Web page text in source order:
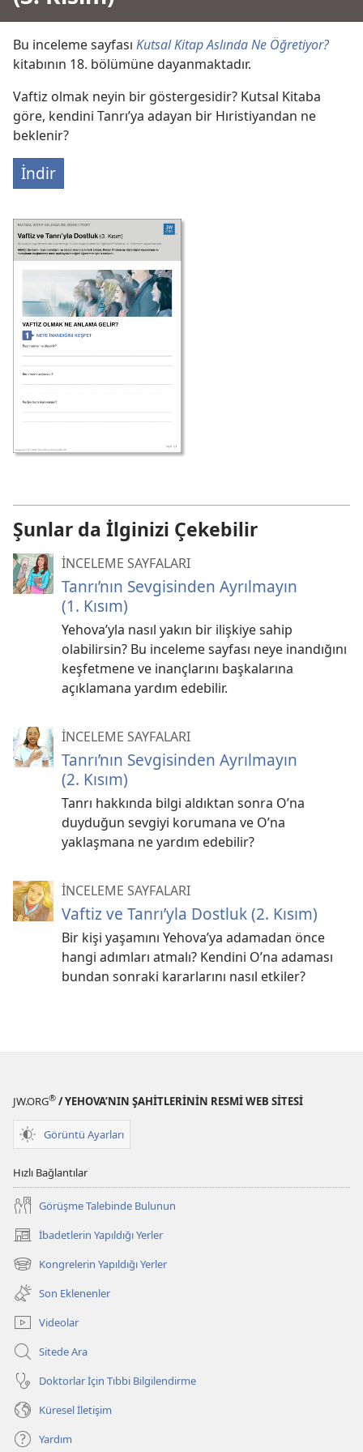
Bu inceleme sayfası Kutsal Kitap Aslında Ne Öğretiyor?
kitabının 18. bölümüne dayanmaktadır.
Vaftiz olmak neyin bir göstergesidir? Kutsal Kitaba
göre, kendini Tanrı’ya adayan bir Hıristiyandan ne
beklenir?
İndir
Şunlar da İlginizi Çekebilir
İNCELEME SAYFALARI
Tanrı’nın Sevgisinden Ayrılmayın
(1. Kısım)
Yehova’yla nasıl yakın bir ilişkiye sahip
olabilirsin? Bu inceleme sayfası neye inandığını
keşfetmene ve inançlarını başkalarına
açıklamana yardım edebilir.
İNCELEME SAYFALARI
Tanrı’nın Sevgisinden Ayrılmayın
(2. Kısım)
Tanrı hakkında bilgi aldıktan sonra O’na
duyduğun sevgiyi korumana ve O’na
yaklaşmana ne yardım edebilir?
İNCELEME SAYFALARI
Vaftiz ve Tanrı’yla Dostluk (2. Kısım)
Bir kişi yaşamını Yehova’ya adamadan önce
hangi adımları atmalı? Kendini O’na adaması
bundan sonraki kararlarını nasıl etkiler?
JW.ORG® / YEHOVA’NIN ŞAHİTLERİNİN RESMİ WEB SİTESİ
Görüntü Ayarları
Hızlı Bağlantılar
Görüşme Talebinde Bulunun
İbadetlerin Yapıldığı Yerler
(yeni
pencere
açar)
Kongrelerin Yapıldığı Yerler
(yeni
pencere
açar)
Son Eklenenler
Videolar
Sitede Ara
Doktorlar İçin Tıbbi Bilgilendirme
Küresel İletişim
Yardım